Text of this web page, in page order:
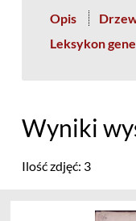
Opis
Leksykon
Wyniki
Ilość zdjęć: 3